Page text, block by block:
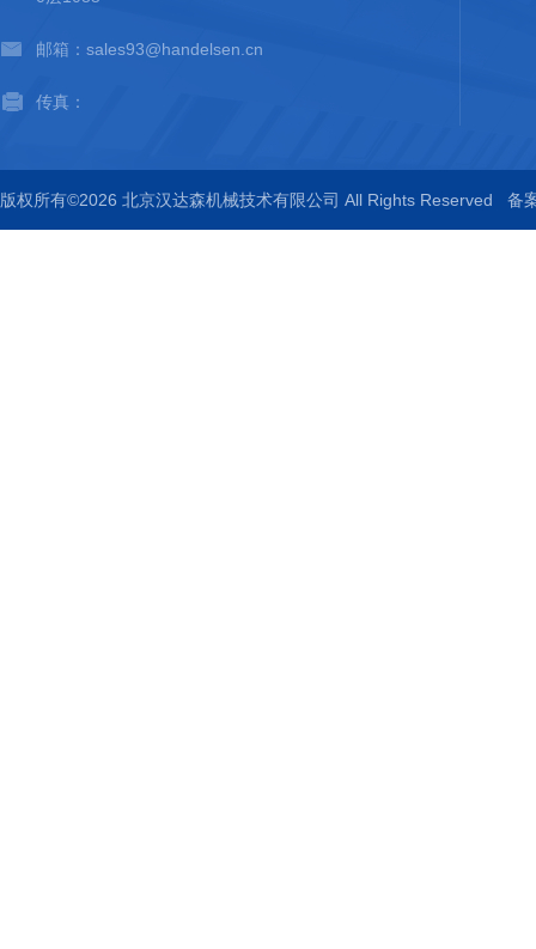
邮箱：sales93@handelsen.cn
传真：
版权所有©2026 北京汉达森机械技术有限公司 All Rights Reserved 备